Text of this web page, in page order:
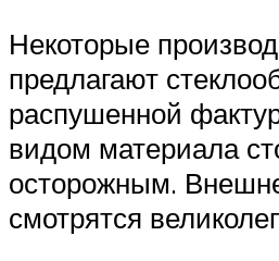
Некоторые
предлагают
распушенной
видом материала
осторожным.
смотрятся